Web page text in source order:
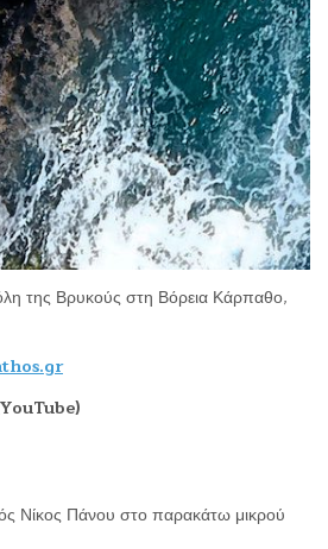
της Βρυκούς στη Βόρεια Κάρπαθο,
Νίκος Πάνου στο παρακάτω μικρού